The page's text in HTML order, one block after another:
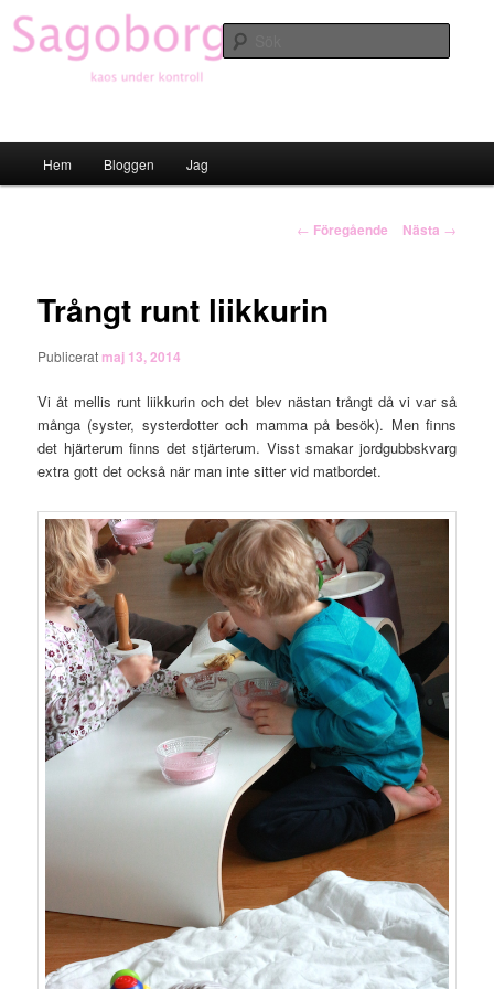
Hoppa
till
primärt
Hem Bloggen Jag
Inläggsnavigering
← Föregående Nästa →
Trångt runt liikkurin
Publicerat maj 13, 2014
Vi åt mellis runt liikkurin och det blev nästan trångt då vi var så
många (syster, systerdotter och mamma på besök). Men finns
det hjärterum finns det stjärterum. Visst smakar jordgubbskvarg
extra gott det också när man inte sitter vid matbordet.